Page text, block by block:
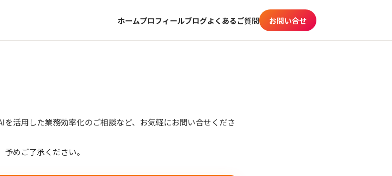
ホームプロフィールブログよくあるご質問 お問い合せ
を活用した業務効率化のご相談など、お気軽にお問い合せくださ
めご了承ください。